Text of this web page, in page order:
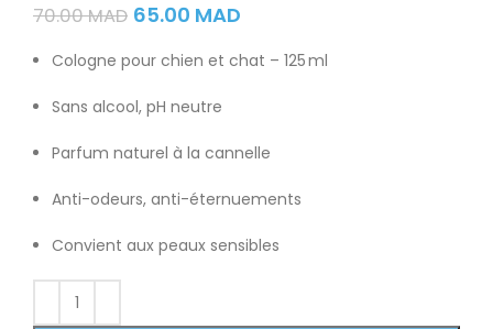
70.00MAD 65.00 MAD
Cologne pour chien et chat – 125 ml
Sans alcool, pH neutre
Parfum naturel à la cannelle
Anti-odeurs, anti-éternuements
Convient aux peaux sensibles